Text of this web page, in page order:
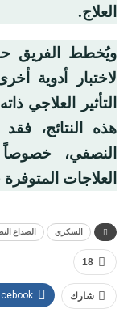
العلاج.
ويُخطط الفريق
لاختبار أدوية
التأثير العلاجي
هذه النتائج،
النصفي،
العلاجات المتوفرة
السكري الصداع
18
شارك